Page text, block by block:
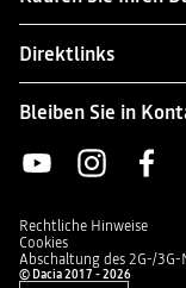
Direktlinks
Bleiben Sie in
Rechtliche Hinweise
Cookies
Abschaltung des 2G-/3G-
© Dacia 2017 - 2026